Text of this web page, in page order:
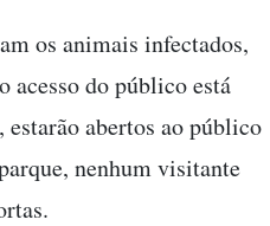
os animais infectados,
acesso do público está
abertos ao público
nenhum visitante